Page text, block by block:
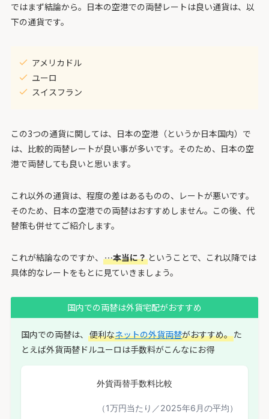
ではまず結論から。日本の空港での両替レートは良い通貨は、以
下の通貨です。
アメリカドル
ユーロ
スイスフラン
この3つの通貨に関しては、日本の空港（というか日本国内）で
は、比較的両替レートが良い事が多いです。そのため、日本の空
港で両替しても良いと思います。
これ以外の通貨は、程度の差はあるものの、レートが悪いです。
そのため、日本の空港での両替はおすすめしません。この後、代
替策も併せてご紹介します。
これが結論なのですか、 …本当に？ということで、これ以降では
具体的なレートをもとに見ていきましょう。
国内での両替は外貨宅配がおすすめ
国内での両替は、便利なネットの外貨両替がおすすめ。た
とえば外貨両替ドルユーロは手数料がこんなにお得
外貨両替手数料比較
（1万円当たり／2025年6月の平均）